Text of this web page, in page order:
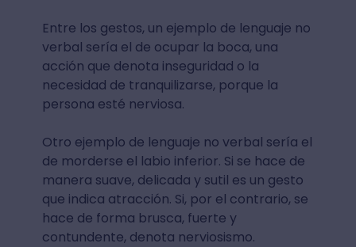
Entre los gestos, un ejemplo de lenguaje no
verbal sería el de ocupar la boca, una
acción que denota inseguridad o la
necesidad de tranquilizarse, porque la
persona esté nerviosa.
Otro ejemplo de lenguaje no verbal sería el
de morderse el labio inferior. Si se hace de
manera suave, delicada y sutil es un gesto
que indica atracción. Si, por el contrario, se
hace de forma brusca, fuerte y
contundente, denota nerviosismo.